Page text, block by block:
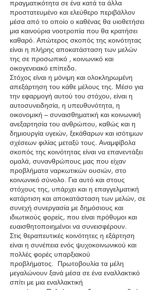
πραγματικότητα σε ένα κατά τα άλλα
προστατευμένο και ελεύθερο περιβάλλον
μέσα από το οποίο ο καθένας θα υιοθετήσει
μια καινούρια νοοτροπία που θα κρατήσει
καθαρό. Απώτερος σκοπός της κοινότητας
είναι η πλήρης αποκατάσταση των μελών
της σε προσωπικό , κοινωνικό και
οικογενειακό επίπεδο.
Στόχος είναι η μόνιμη και ολοκληρωμένη
απεξάρτηση του κάθε μέλους της. Μέσο για
την εφαρμογή αυτού του στόχου, είναι η
αυτοσυνειδησία, η υπευθυνότητα, η
οικονομική – συναισθηματική και κοινωνική
ανεξαρτησία του ανθρώπου, καθώς και η
δημιουργία υγειών, ξεκάθαρων και ισότιμων
σχέσεων φιλίας μεταξύ τους. Αναμφίβολα
σκοπός της κοινότητας είναι να επανεντάξει
ομαλά, συνανθρώπους μας που είχαν
προβλήματα ναρκωτικών ουσιών, στο
κοινωνικό σύνολο. Για αυτό και στους
στόχους της, υπάρχει και η επαγγελματική
κατάρτιση και αποκατάσταση των μελών, σε
συνεχή συνεργασία με δημόσιους και
ιδιωτικούς φορείς, που είναι πρόθυμοι και
ευαισθητοποιημένοι να συνεισφέρουν.
Στις θεραπευτικές κοινότητες η εξάρτηση
είναι η συνέπεια ενός ψυχοκοινωνικού και
πολλές φορές υπαρξιακού
προβλήματος. Πρωτοβουλία τα μέλη
μεγαλώνουν ξανά μέσα σε ένα εναλλακτικό
σπίτι με μια εναλλακτική